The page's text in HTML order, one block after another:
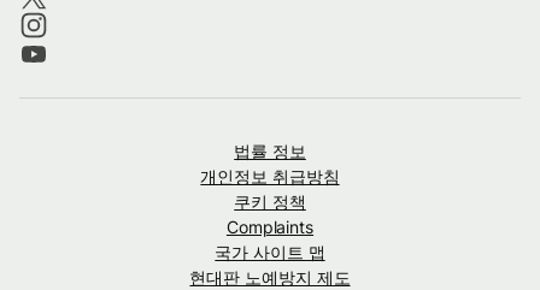
법률 정보
개인정보 취급방침
쿠키 정책
Complaints
국가 사이트 맵
현대판 노예방지 제도